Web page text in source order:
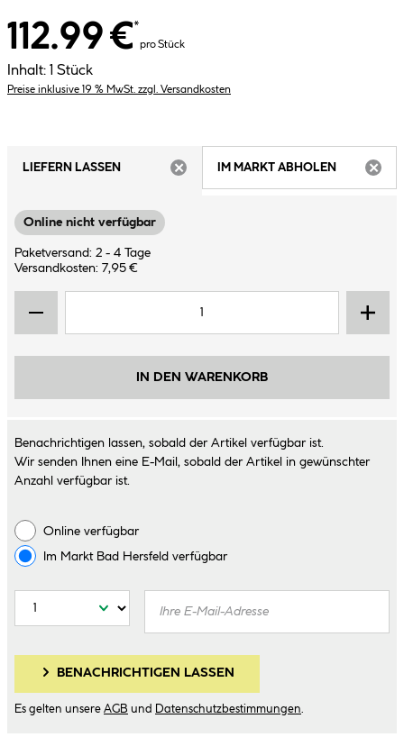
112.99 €*
pro Stück
Inhalt: 1 Stück
Preise inklusive 19 % MwSt. zzgl. Versandkosten
LIEFERN LASSEN
IM MARKT ABHOLEN
Online nicht verfügbar
Paketversand: 2 - 4 Tage
Versandkosten: 7,95 €
IN DEN WARENKORB
Benachrichtigen lassen, sobald der Artikel verfügbar ist.
Wir senden Ihnen eine E-Mail, sobald der Artikel in gewünschter
Anzahl verfügbar ist.
Online verfügbar
Im Markt Bad Hersfeld verfügbar
BENACHRICHTIGEN LASSEN
Es gelten unsere AGB und Datenschutzbestimmungen